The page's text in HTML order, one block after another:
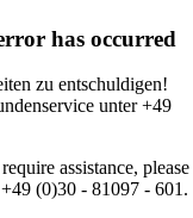
has occurred
zu entschuldigen!
unter +49
assistance, please
(0)30 - 81097 - 601.